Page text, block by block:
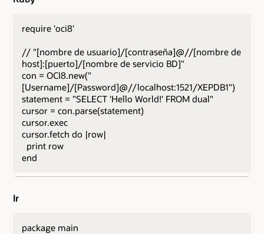
require 'oci8'
// "[nombre de usuario]/[contraseña]@//[nombre de
host]:[puerto]/[nombre de servicio BD]"
con = OCI8.new("
[Username]/[Password]@//localhost:1521/XEPDB1")
statement = "SELECT 'Hello World!' FROM dual"
cursor = con.parse(statement)
cursor.exec
cursor.fetch do |row|
print row
end
Ir
package main